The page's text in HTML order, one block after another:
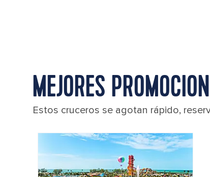
MEJORES
Estos cruceros se agotan rápido,